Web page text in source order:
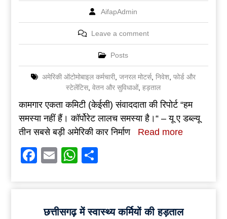
AifapAdmin
Leave a comment
Posts
अमेरिकी ऑटोमोबाइल कर्मचारी ,जनरल मोटर्स,निवेश ,फोर्ड और
स्टेलेंटिस,वेतन और सुविधाओं,हड़ताल
कामगार एकता कमिटी (केईसी) संवाददाता की रिपोर्ट “हम
समस्या नहीं हैं। कॉर्पोरेट लालच समस्या है।“ – यू ए डब्ल्यू
तीन सबसे बड़ी अमेरिकी कार निर्माण
Read more
Facebook
EmailWhatsApp
छत्तीसगढ़ में स्वास्थ्य कर्मियों की हड़ताल